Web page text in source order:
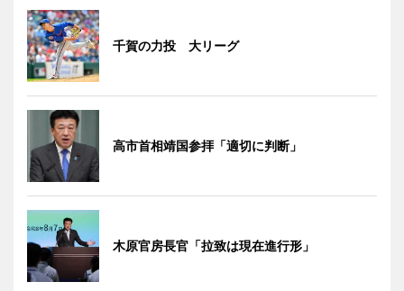
千賀の力投 大リーグ
高市首相靖国参拝「適切に判断」
木原官房長官「拉致は現在進行形」